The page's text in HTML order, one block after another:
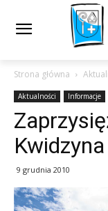
Strona główna
Aktualności Informacje
Kwidzyna
9 grudnia 2010